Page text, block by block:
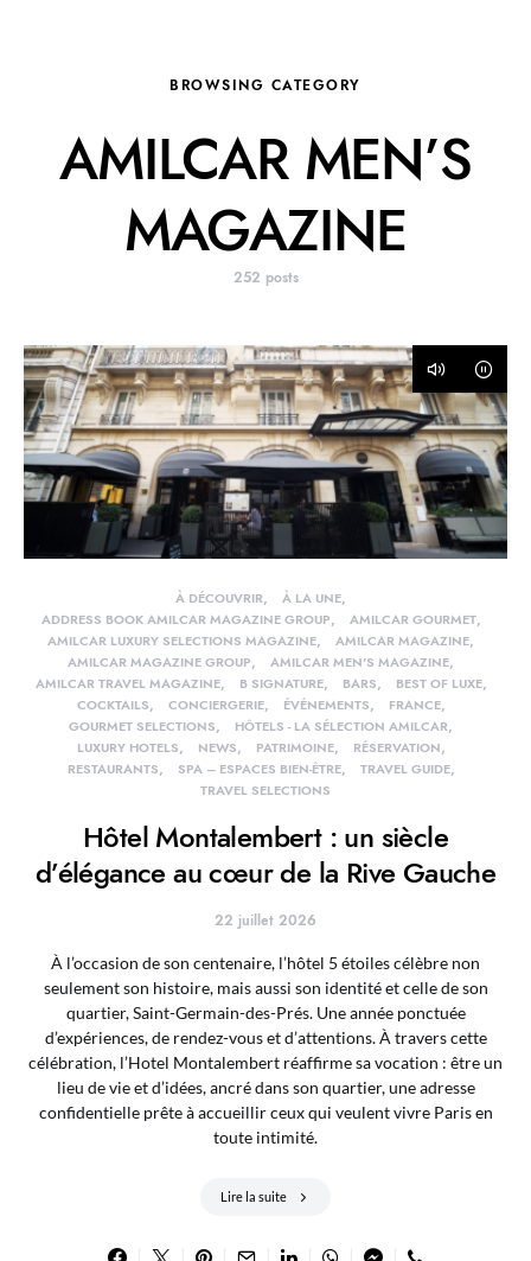
BROWSING CATEGORY
AMILCAR MEN’S
MAGAZINE
252 posts
À DÉCOUVRIR
À LA UNE
ADDRESS BOOK AMILCAR MAGAZINE GROUP
AMILCAR GOURMET
AMILCAR LUXURY SELECTIONS MAGAZINE
AMILCAR MAGAZINE
AMILCAR MAGAZINE GROUP
AMILCAR MEN'S MAGAZINE
AMILCAR TRAVEL MAGAZINE
B SIGNATURE BARS
BEST OF LUXE
COCKTAILS
CONCIERGERIE ÉVÉNEMENTS
FRANCE
GOURMET SELECTIONS
HÔTELS - LA SÉLECTION AMILCAR
LUXURY HOTELS
NEWS PATRIMOINE
RÉSERVATION
RESTAURANTS
SPA – ESPACES BIEN-ÊTRE
TRAVEL GUIDE
TRAVEL SELECTIONS
Hôtel Montalembert : un siècle
d’élégance au cœur de la Rive Gauche
22 juillet 2026
À l’occasion de son centenaire, l’hôtel 5 étoiles célèbre non
seulement son histoire, mais aussi son identité et celle de son
quartier, Saint-Germain-des-Prés. Une année ponctuée
d’expériences, de rendez-vous et d’attentions. À travers cette
célébration, l’Hotel Montalembert réaffirme sa vocation : être un
lieu de vie et d’idées, ancré dans son quartier, une adresse
confidentielle prête à accueillir ceux qui veulent vivre Paris en
toute intimité.
Lire la suite